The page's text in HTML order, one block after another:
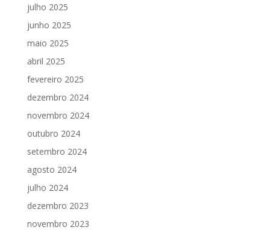
julho 2025
junho 2025
maio 2025
abril 2025
fevereiro 2025
dezembro 2024
novembro 2024
outubro 2024
setembro 2024
agosto 2024
julho 2024
dezembro 2023
novembro 2023